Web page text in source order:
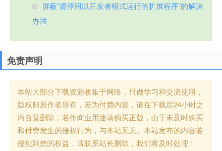
屏蔽“请停用以开发者模式运行的扩展程序”的解决
办法
免责声明
本站大部分下载资源收集于网络，只做学习和交流使用，
版权归原作者所有，若为付费内容，请在下载后24小时之
内自觉删除，若作商业用途请购买正版，由于未及时购买
和付费发生的侵权行为，与本站无关。本站发布的内容若
侵犯到您的权益，请联系站长删除，我们将及时处理！